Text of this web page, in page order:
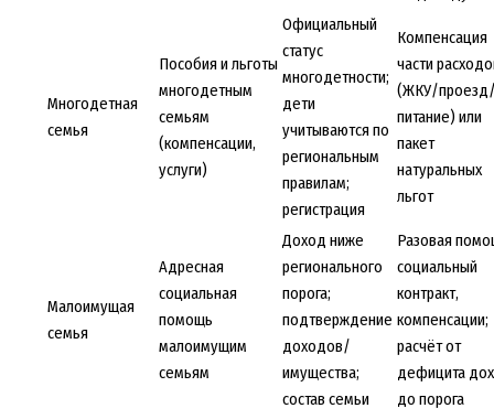
Многодетная
семья
Пособия и льготы
многодетным
семьям
(компенсации,
услуги)
Официальный
статус
многодетности;
дети
учитываются по
региональным
правилам;
регистрация
Компенсация
части
(ЖКУ/
питание) или
пакет
натуральных
льгот
Малоимущая
семья
Адресная
социальная
помощь
малоимущим
семьям
Доход ниже
регионального
порога;
подтверждение
доходов/
имущества;
состав семьи
Разовая
социальный
контракт,
компенсации;
расчёт от
дефицита
до порога